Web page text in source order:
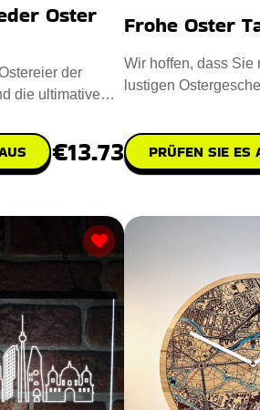
Oster
der
die ultimative
€13.73
Frohe Oster
Wir hoffen, dass Sie
lustigen
PRÜFEN SIE ES